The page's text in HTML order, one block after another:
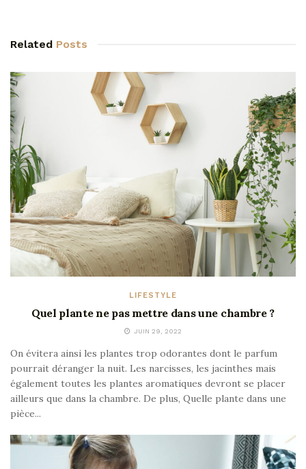
Related Posts
LIFESTYLE
Quel plante ne pas mettre dans une chambre ?
JUIN 29, 2022
On évitera ainsi les plantes trop odorantes dont le parfum
pourrait déranger la nuit. Les narcisses, les jacinthes mais
également toutes les plantes aromatiques devront se placer
ailleurs que dans la chambre. De plus, Quelle plante dans une
pièce...